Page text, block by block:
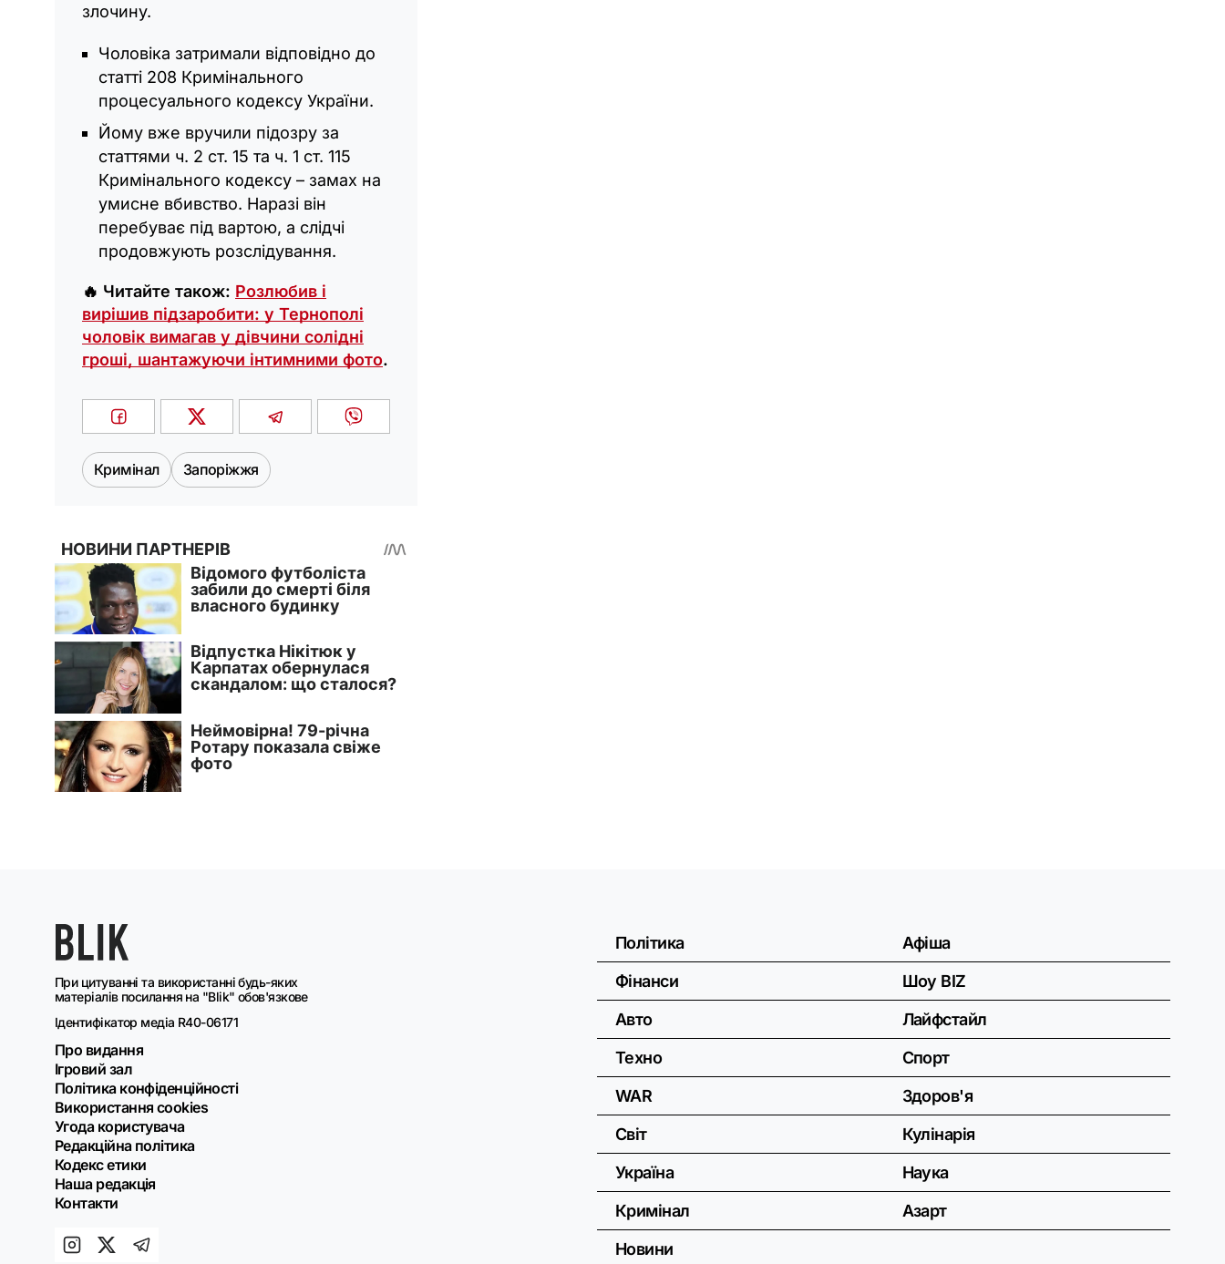
злочину.
Чоловіка затримали відповідно до
статті 208 Кримінального
процесуального кодексу України.
Йому вже вручили підозру за
статтями ч. 2 ст. 15 та ч. 1 ст. 115
Кримінального кодексу – замах на
умисне вбивство. Наразі він
перебуває під вартою, а слідчі
продовжують розслідування.
🔥 Читайте також: Розлюбив і
вирішив підзаробити: у Тернополі
чоловік вимагав у дівчини солідні
гроші, шантажуючи інтимними фото.
Кримінал Запоріжжя
При цитуванні та використанні будь-яких
матеріалів посилання на "Blik" обов'язкове
Ідентифікатор медіа R40-06171
Про видання
Ігровий зал
Політика конфіденційності
Використання cookies
Угода користувача
Редакційна політика
Кодекс етики
Наша редакція
Контакти
Політика
Фінанси
Авто
Техно
WAR
Світ
Україна
Кримінал
Новини
Афіша
Шоу BIZ
Лайфстайл
Спорт
Здоров'я
Кулінарія
Наука
Азарт